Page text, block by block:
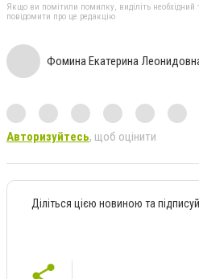
Якщо ви помітили помилку, виділіть необхідний
повідомити про це редакцію
Фомина Екатерина
Авторизуйтесь, щоб оцінити
Діліться цією новиною та